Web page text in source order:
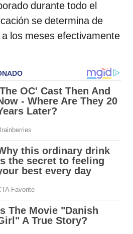
durante todo el
se determina de
los meses efectivamente